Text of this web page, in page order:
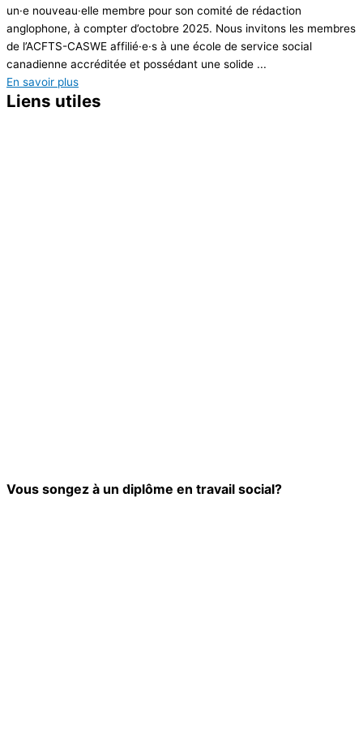
un·e nouveau·elle membre pour son comité de rédaction
anglophone, à compter d’octobre 2025. Nous invitons les membres
de l’ACFTS-CASWE affilié·e·s à une école de service social
canadienne accréditée et possédant une solide ...
En savoir plus
Liens utiles
Vous songez à un diplôme en travail social?